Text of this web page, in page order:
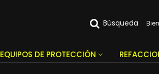
Búsqueda
EQUIPOS DE PROTECCIÓN